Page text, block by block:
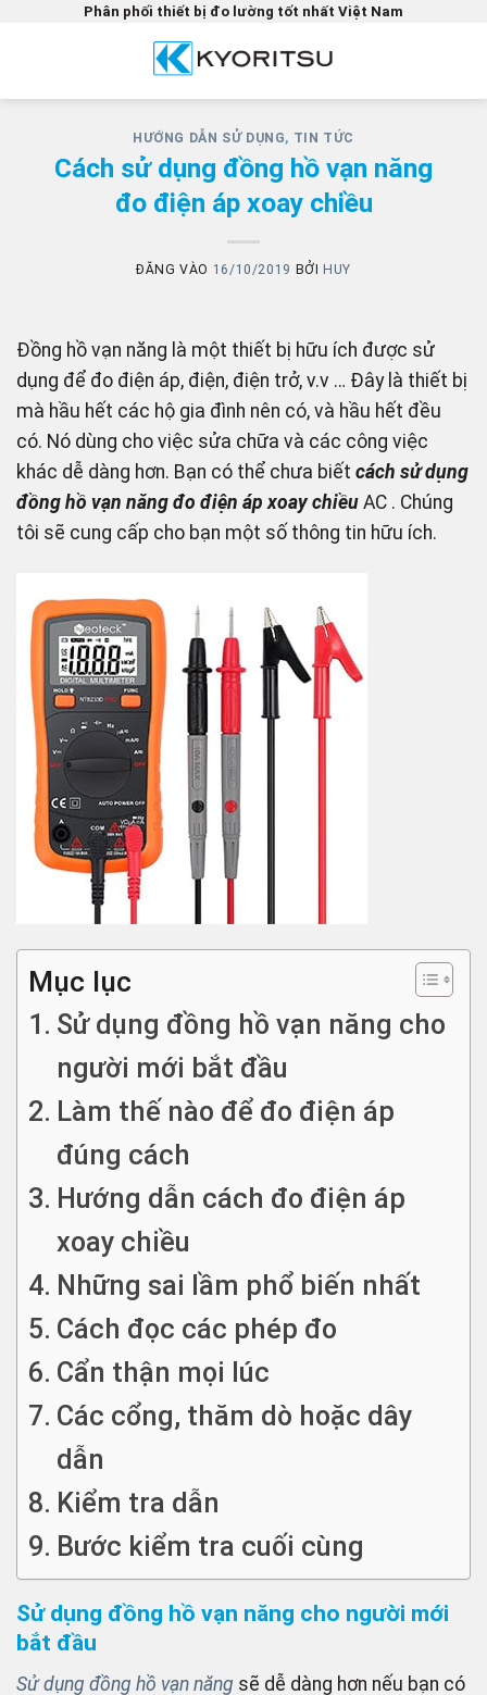
dung
Phân phối thiết bị đo lường tốt nhất Việt Nam
HƯỚNG DẪN SỬ DỤNG, TIN TỨC
Cách sử dụng đồng hồ vạn năng
đo điện áp xoay chiều
ĐĂNG VÀO 16/10/2019 BỞI HUY
Đồng hồ vạn năng là một thiết bị hữu ích được sử
dụng để đo điện áp, điện, điện trở, v.v … Đây là thiết bị
mà hầu hết các hộ gia đình nên có, và hầu hết đều
có. Nó dùng cho việc sửa chữa và các công việc
khác dễ dàng hơn. Bạn có thể chưa biết cách sử dụng
đồng hồ vạn năng đo điện áp xoay chiều AC . Chúng
tôi sẽ cung cấp cho bạn một số thông tin hữu ích.
Mục lục
Sử dụng đồng hồ vạn năng cho
người mới bắt đầu
Làm thế nào để đo điện áp
đúng cách
Hướng dẫn cách đo điện áp
xoay chiều
Những sai lầm phổ biến nhất
Cách đọc các phép đo
Cẩn thận mọi lúc
Các cổng, thăm dò hoặc dây
dẫn
Kiểm tra dẫn
Bước kiểm tra cuối cùng
Sử dụng đồng hồ vạn năng cho người mới
bắt đầu
Sử dụng đồng hồ vạn năng sẽ dễ dàng hơn nếu bạn có